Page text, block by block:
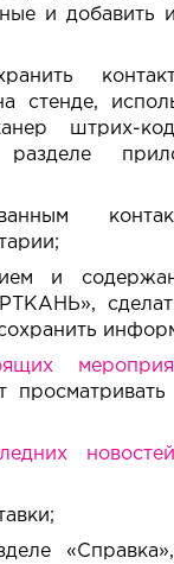
и добавить
стенде,
штрих-
и
новостей